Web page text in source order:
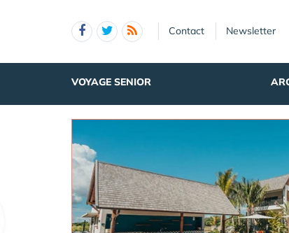
Contact Newsletter
VOYAGE SENIOR